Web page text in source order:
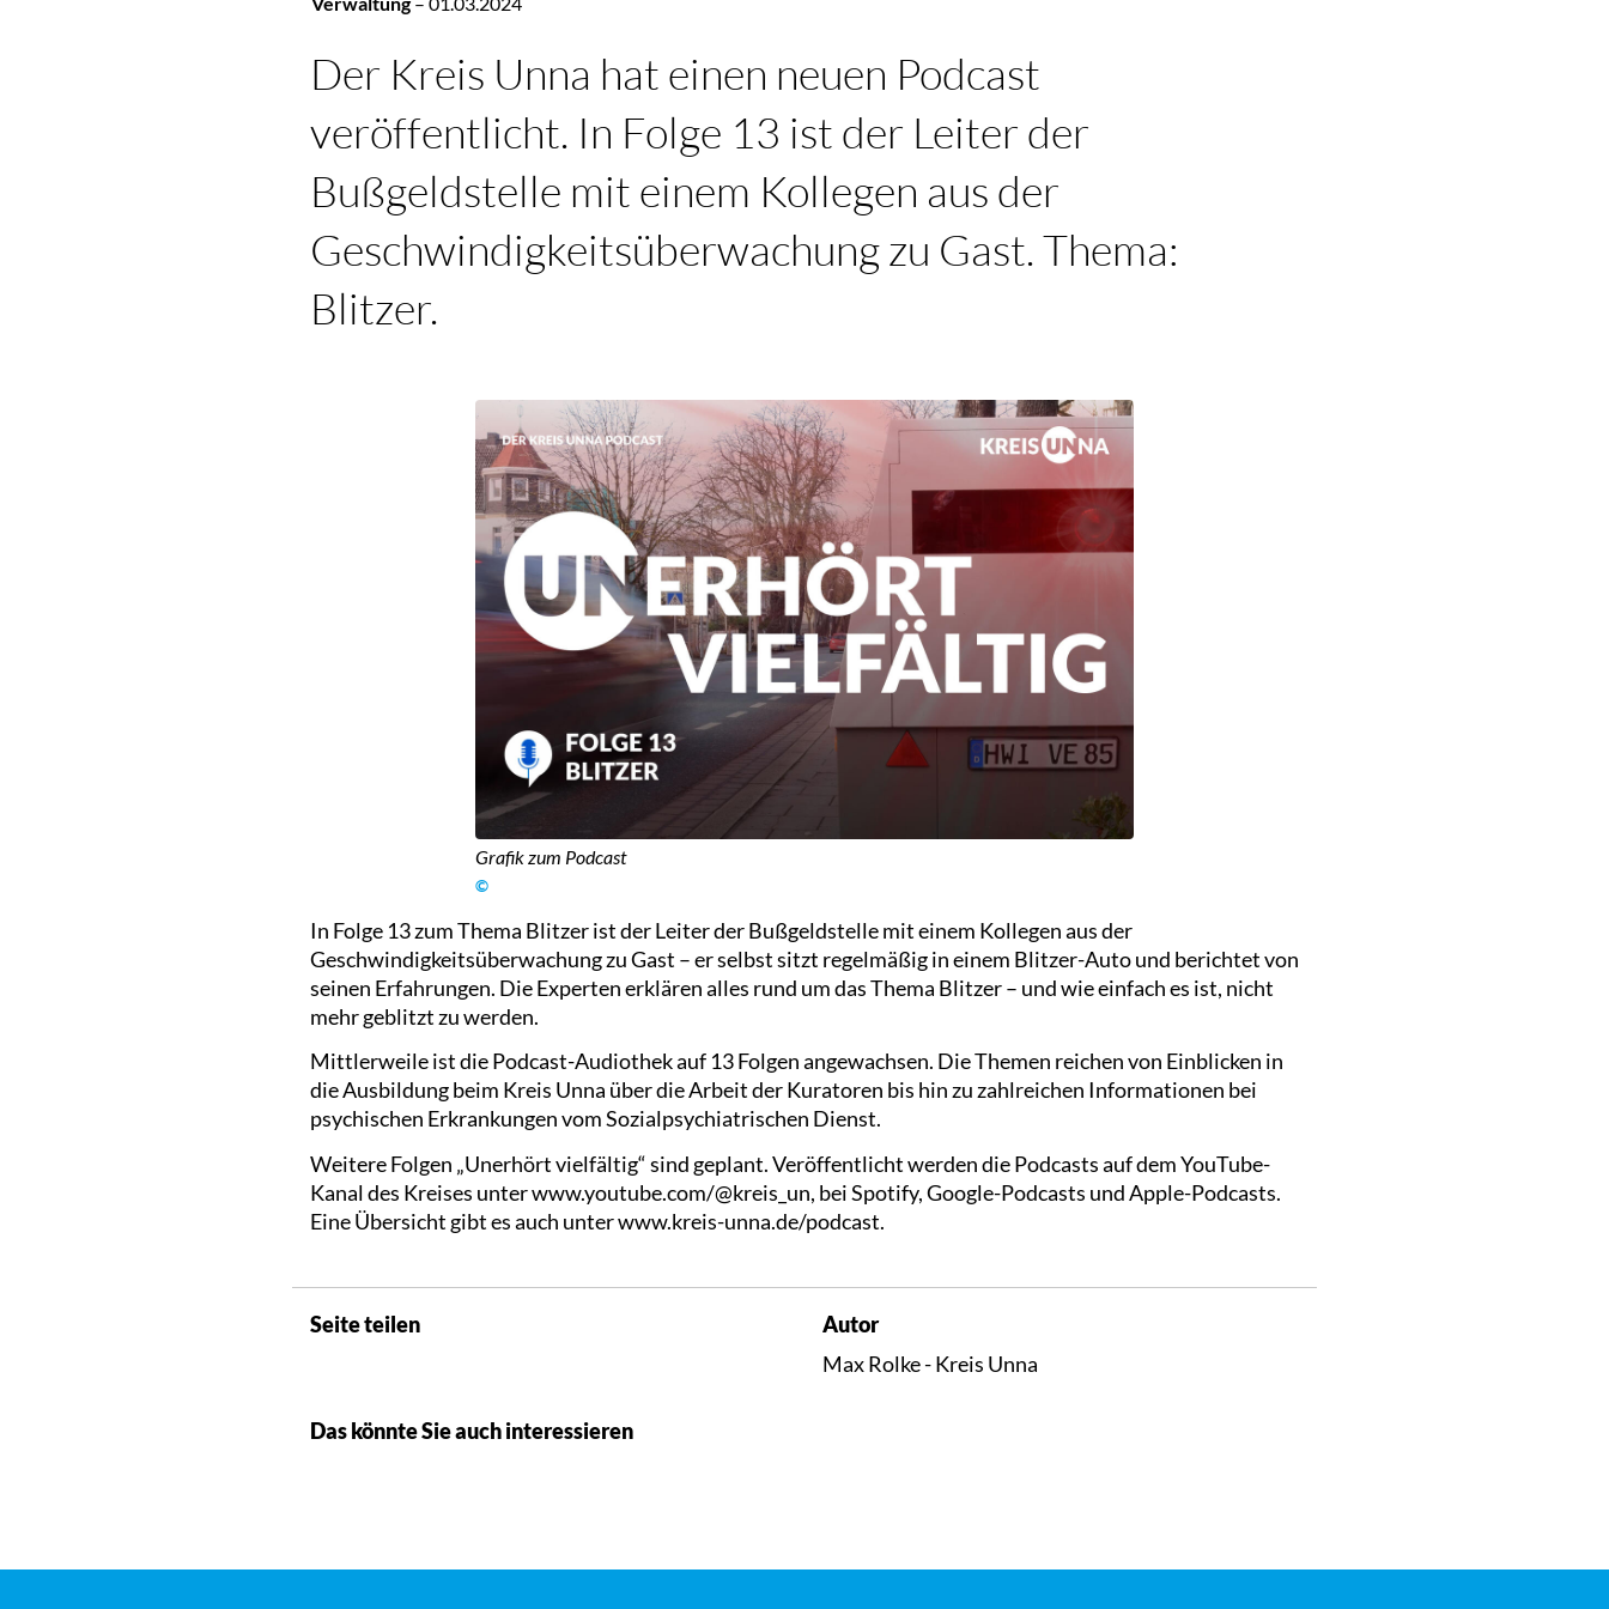
Der Kreis Unna hat einen neuen Podcast
veröffentlicht. In Folge 13 ist der Leiter der
Bußgeldstelle mit einem Kollegen aus der
Geschwindigkeitsüberwachung zu Gast. Thema:
Blitzer.
Grafik zum Podcast
©
In Folge 13 zum Thema Blitzer ist der Leiter der Bußgeldstelle mit einem Kollegen aus der
Geschwindigkeitsüberwachung zu Gast – er selbst sitzt regelmäßig in einem Blitzer-Auto und berichtet von
seinen Erfahrungen. Die Experten erklären alles rund um das Thema Blitzer – und wie einfach es ist, nicht
mehr geblitzt zu werden.
Mittlerweile ist die Podcast-Audiothek auf 13 Folgen angewachsen. Die Themen reichen von Einblicken in
die Ausbildung beim Kreis Unna über die Arbeit der Kuratoren bis hin zu zahlreichen Informationen bei
psychischen Erkrankungen vom Sozialpsychiatrischen Dienst.
Weitere Folgen „Unerhört vielfältig“ sind geplant. Veröffentlicht werden die Podcasts auf dem YouTube-
Kanal des Kreises unter www.youtube.com/@kreis_un, bei Spotify, Google-Podcasts und Apple-Podcasts.
Eine Übersicht gibt es auch unter www.kreis-unna.de/podcast.
Seite teilen
Autor
Max Rolke - Kreis Unna
Das könnte Sie auch interessieren